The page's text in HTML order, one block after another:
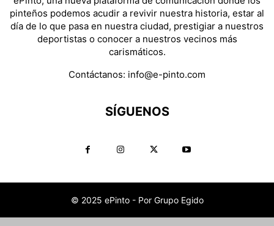
pinteños podemos acudir a revivir nuestra historia, estar al
día de lo que pasa en nuestra ciudad, prestigiar a nuestros
deportistas o conocer a nuestros vecinos más
carismáticos.
Contáctanos: info@e-pinto.com
SÍGUENOS
© 2025 ePinto - Por Grupo Egido